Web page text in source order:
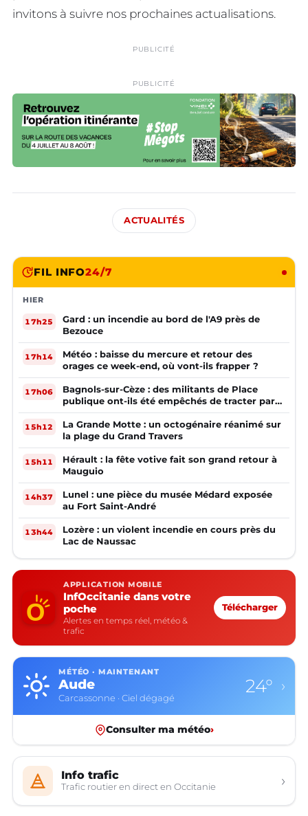
invitons à suivre nos prochaines actualisations.
PUBLICITÉ
PUBLICITÉ
ACTUALITÉS
FIL INFO24/7
HIER
17h25
Gard : un incendie au bord de l'A9 près de
Bezouce
17h14
Météo : baisse du mercure et retour des
orages ce week-end, où vont-ils frapper ?
17h06
Bagnols-sur-Cèze : des militants de Place
publique ont-ils été empêchés de tracter par
la mairie ?
15h12
La Grande Motte : un octogénaire réanimé sur
la plage du Grand Travers
15h11
Hérault : la fête votive fait son grand retour à
Mauguio
14h37
Lunel : une pièce du musée Médard exposée
au Fort Saint-André
13h44
Lozère : un violent incendie en cours près du
Lac de Naussac
APPLICATION MOBILE
InfOccitanie dans votre
poche
Alertes en temps réel, météo &
trafic
Télécharger
MÉTÉO · MAINTENANT
Aude
Carcassonne · Ciel dégagé
24° ›
Consulter ma météo›
Info trafic
Trafic routier en direct en Occitanie ›